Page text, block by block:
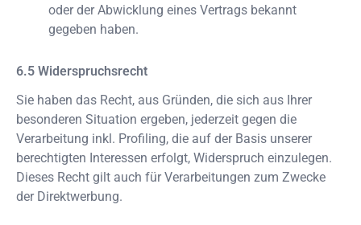
oder der Abwicklung eines Vertrags bekannt
gegeben haben.
Widerspruchsrecht
Sie haben das Recht, aus Gründen, die sich aus Ihrer
besonderen Situation ergeben, jederzeit gegen die
Verarbeitung inkl. Profiling, die auf der Basis unserer
berechtigten Interessen erfolgt, Widerspruch einzulegen.
Dieses Recht gilt auch für Verarbeitungen zum Zwecke
der Direktwerbung.